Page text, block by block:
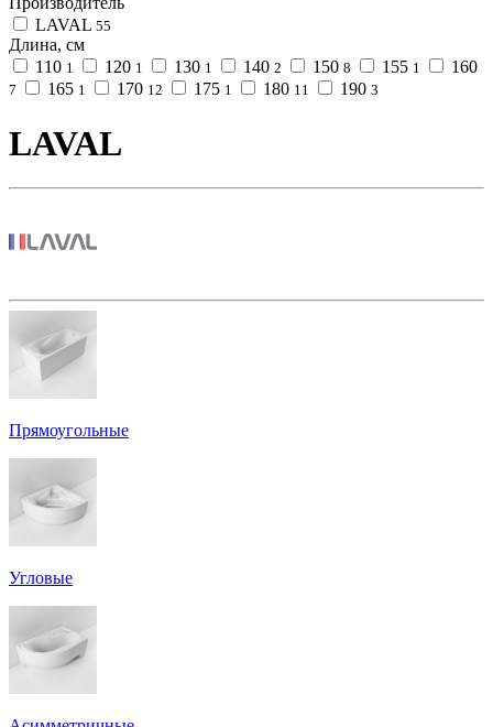
LAVAL 55
Длина, см
110 1 120 1 130 1 140 2 150 8 155 1 160
7 165 1 170 12 175 1 180 11 190 3
LAVAL
Прямоугольные
Угловые